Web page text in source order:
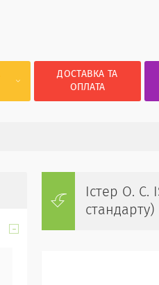
ДОСТАВКА ТА
ОПЛАТА
Істер О. С.
стандарту)